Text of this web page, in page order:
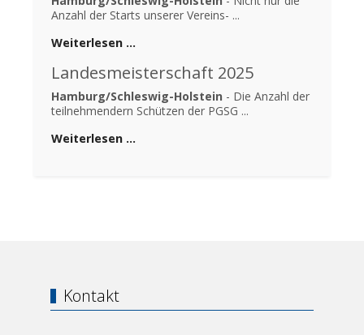
Anzahl der Starts unserer Vereins- ...
Weiterlesen …
Landesmeisterschaft 2025
Hamburg/Schleswig-Holstein - Die Anzahl der
teilnehmendern Schützen der PGSG ...
Weiterlesen …
Kontakt